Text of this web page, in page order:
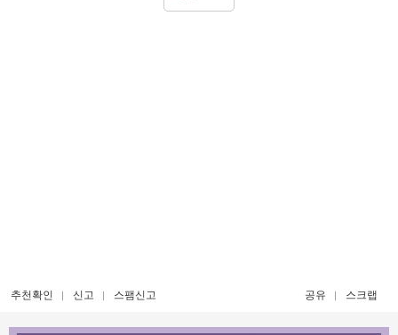
추천확인 신고 스팸신고 공유 스크랩